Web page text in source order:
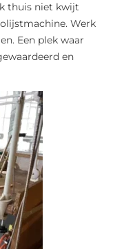
thuis niet kwijt
Werk
Een plek waar
en